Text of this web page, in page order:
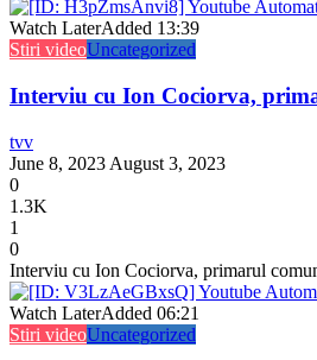
Watch LaterAdded 13:39
Stiri videoUncategorized
Interviu cu Ion Cociorva,
tvv
June 8, 2023 August 3, 2023
0
1.3K
1
0
Interviu cu Ion Cociorva, primarul
Watch LaterAdded 06:21
Stiri videoUncategorized